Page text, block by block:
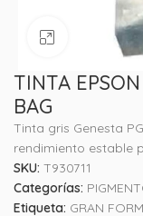
Haga clic
TINTA
BAG
Tinta gris Genesta
rendimiento estable
SKU: T930711
Categorías:
Etiqueta: GRAN